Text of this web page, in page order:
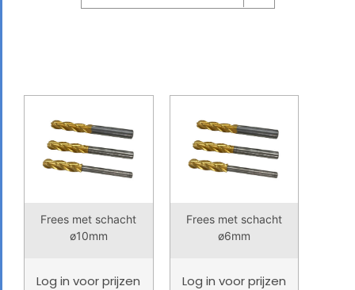
Frees met schacht
ø10mm
Log in voor prijzen
Frees met schacht
ø6mm
Log in voor prijzen